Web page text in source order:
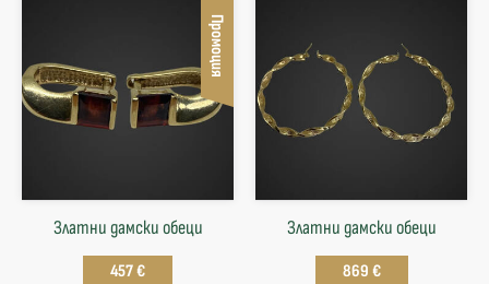
Промоция
Златни дамски обеци
457 €
Златни дамски обеци
869 €